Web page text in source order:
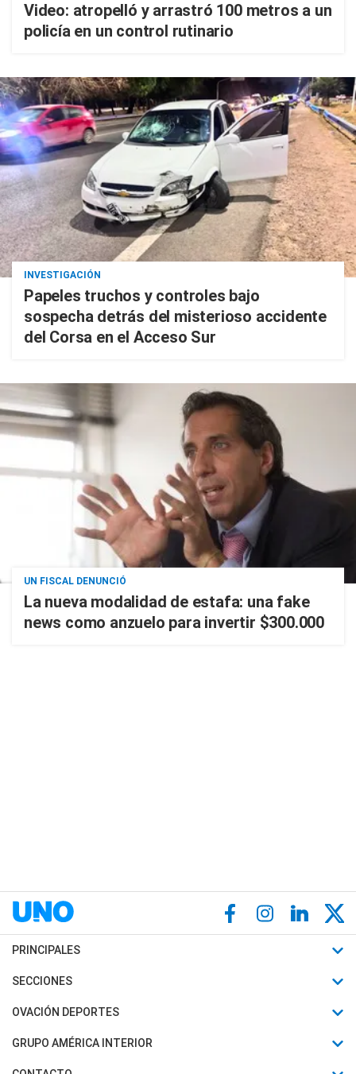
Video: atropelló y arrastró 100 metros a un
policía en un control rutinario
INVESTIGACIÓN
Papeles truchos y controles bajo
sospecha detrás del misterioso accidente
del Corsa en el Acceso Sur
UN FISCAL DENUNCIÓ
La nueva modalidad de estafa: una fake
news como anzuelo para invertir $300.000
PRINCIPALES
Últimas Noticias
Política
SECCIONES
Horóscopo
Motores
OVACIÓN DEPORTES
Fútbol
Mundial
GRUPO AMÉRICA INTERIOR